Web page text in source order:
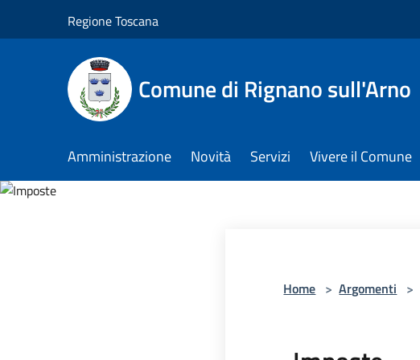
Regione Toscana
Comune di Rignano sull'Arno
Amministrazione Novità Servizi Vivere il Comune
Home > Argomenti >